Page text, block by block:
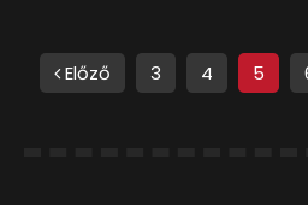
Előző 3 4 5